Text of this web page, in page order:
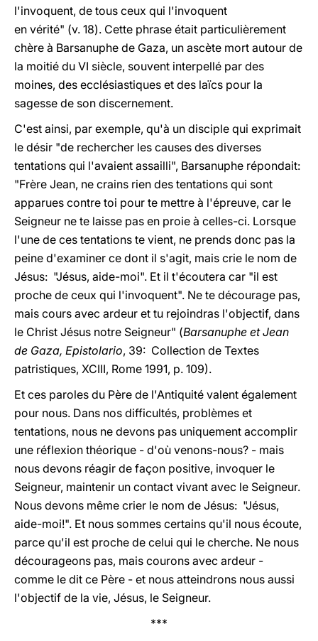
l'invoquent, de tous ceux qui l'invoquent
en vérité" (v. 18). Cette phrase était particulièrement
chère à Barsanuphe de Gaza, un ascète mort autour de
la moitié du VI siècle, souvent interpellé par des
moines, des ecclésiastiques et des laïcs pour la
sagesse de son discernement.
C'est ainsi, par exemple, qu'à un disciple qui exprimait
le désir "de rechercher les causes des diverses
tentations qui l'avaient assailli", Barsanuphe répondait:
"Frère Jean, ne crains rien des tentations qui sont
apparues contre toi pour te mettre à l'épreuve, car le
Seigneur ne te laisse pas en proie à celles-ci. Lorsque
l'une de ces tentations te vient, ne prends donc pas la
peine d'examiner ce dont il s'agit, mais crie le nom de
Jésus: "Jésus, aide-moi". Et il t'écoutera car "il est
proche de ceux qui l'invoquent". Ne te décourage pas,
mais cours avec ardeur et tu rejoindras l'objectif, dans
le Christ Jésus notre Seigneur" (Barsanuphe et Jean
de Gaza, Epistolario, 39: Collection de Textes
patristiques, XCIII, Rome 1991, p. 109).
Et ces paroles du Père de l'Antiquité valent également
pour nous. Dans nos difficultés, problèmes et
tentations, nous ne devons pas uniquement accomplir
une réflexion théorique - d'où venons-nous? - mais
nous devons réagir de façon positive, invoquer le
Seigneur, maintenir un contact vivant avec le Seigneur.
Nous devons même crier le nom de Jésus: "Jésus,
aide-moi!". Et nous sommes certains qu'il nous écoute,
parce qu'il est proche de celui qui le cherche. Ne nous
décourageons pas, mais courons avec ardeur -
comme le dit ce Père - et nous atteindrons nous aussi
l'objectif de la vie, Jésus, le Seigneur.
***